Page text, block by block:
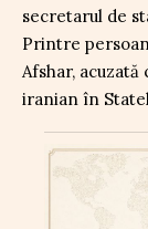
secretarul de
Printre
Afshar,
iranian în